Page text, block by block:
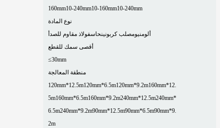
160mm10-240mm10-160mm10-240mm
نوع المادة
ألومنيومصلب كربونينحاسفولاذ مقاوم للصدأ
أقصى سمك للقطع
≤30mm
منطقة المعالجة
120mm*12.5m120mm*6.5m120mm*9.2m160mm*12.
5m160mm*6.5m160mm*9.2m240mm*12.5m240mm*
6.5m240mm*9.2m90mm*12.5m90mm*6.5m90mm*9.
2m